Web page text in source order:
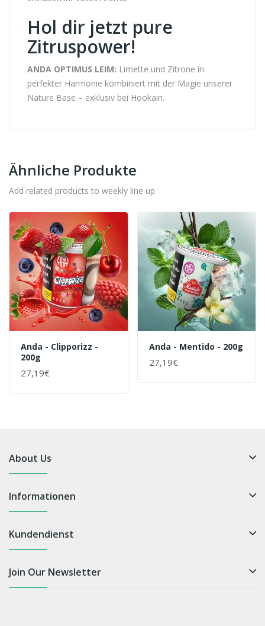
Hol dir jetzt pure
Zitruspower!
ANDA OPTIMUS LEIM: Limette und Zitrone in
perfekter Harmonie kombiniert mit der Magie unserer
Nature Base – exklusiv bei Hookain.
Ähnliche Produkte
Add related products to weekly line up
Anda - Clipporizz -
200g
27,19€
Anda - Mentido - 200g
27,19€
About Us
Informationen
Kundendienst
Join Our Newsletter